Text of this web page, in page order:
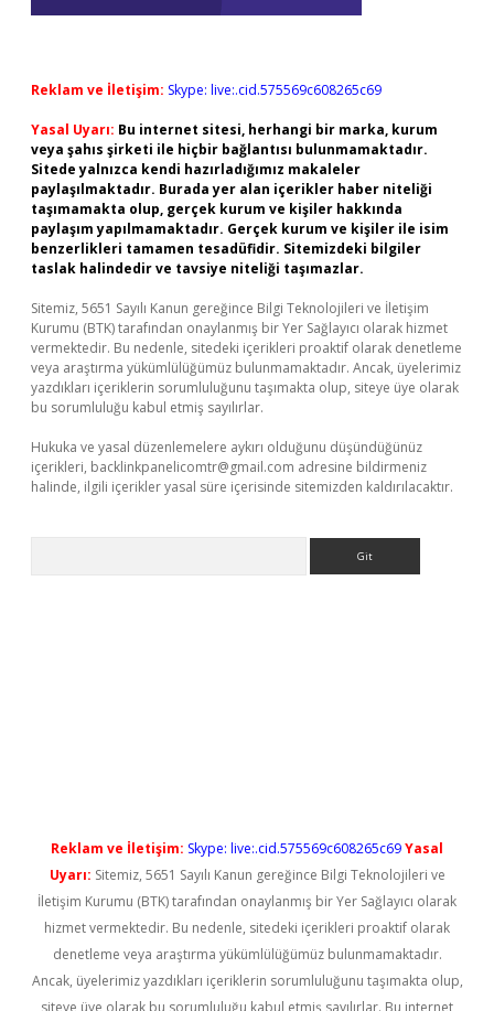
Reklam ve İletişim: Skype: live:.cid.575569c608265c69
Yasal Uyarı: Bu internet sitesi, herhangi bir marka, kurum
veya şahıs şirketi ile hiçbir bağlantısı bulunmamaktadır.
Sitede yalnızca kendi hazırladığımız makaleler
paylaşılmaktadır. Burada yer alan içerikler haber niteliği
taşımamakta olup, gerçek kurum ve kişiler hakkında
paylaşım yapılmamaktadır. Gerçek kurum ve kişiler ile isim
benzerlikleri tamamen tesadüfidir. Sitemizdeki bilgiler
taslak halindedir ve tavsiye niteliği taşımazlar.
Sitemiz, 5651 Sayılı Kanun gereğince Bilgi Teknolojileri ve İletişim
Kurumu (BTK) tarafından onaylanmış bir Yer Sağlayıcı olarak hizmet
vermektedir. Bu nedenle, sitedeki içerikleri proaktif olarak denetleme
veya araştırma yükümlülüğümüz bulunmamaktadır. Ancak, üyelerimiz
yazdıkları içeriklerin sorumluluğunu taşımakta olup, siteye üye olarak
bu sorumluluğu kabul etmiş sayılırlar.
Hukuka ve yasal düzenlemelere aykırı olduğunu düşündüğünüz
içerikleri, backlinkpanelicomtr@gmail.com adresine bildirmeniz
halinde, ilgili içerikler yasal süre içerisinde sitemizden kaldırılacaktır.
Reklam ve İletişim: Skype: live:.cid.575569c608265c69Yasal
Uyarı: Sitemiz, 5651 Sayılı Kanun gereğince Bilgi Teknolojileri ve
İletişim Kurumu (BTK) tarafından onaylanmış bir Yer Sağlayıcı olarak
hizmet vermektedir. Bu nedenle, sitedeki içerikleri proaktif olarak
denetleme veya araştırma yükümlülüğümüz bulunmamaktadır.
Ancak, üyelerimiz yazdıkları içeriklerin sorumluluğunu taşımakta olup,
siteye üye olarak bu sorumluluğu kabul etmiş sayılırlar. Bu internet